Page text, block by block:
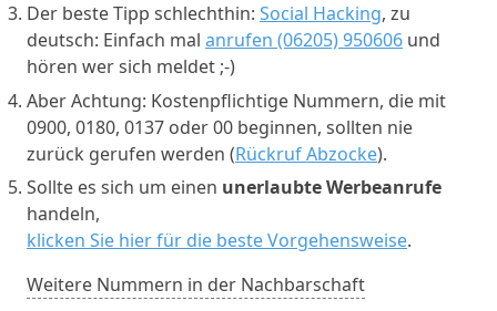
Der beste Tipp schlechthin: Social Hacking, zu
deutsch: Einfach mal anrufen (06205) 950606 und
hören wer sich meldet ;-)
Aber Achtung: Kostenpflichtige Nummern, die mit
0900, 0180, 0137 oder 00 beginnen, sollten nie
zurück gerufen werden (Rückruf Abzocke).
Sollte es sich um einen unerlaubte Werbeanrufe
handeln,
klicken Sie hier für die beste Vorgehensweise.
Weitere Nummern in der Nachbarschaft